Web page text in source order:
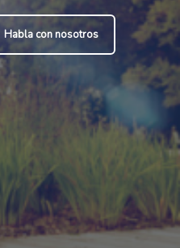
Habla con nosotros